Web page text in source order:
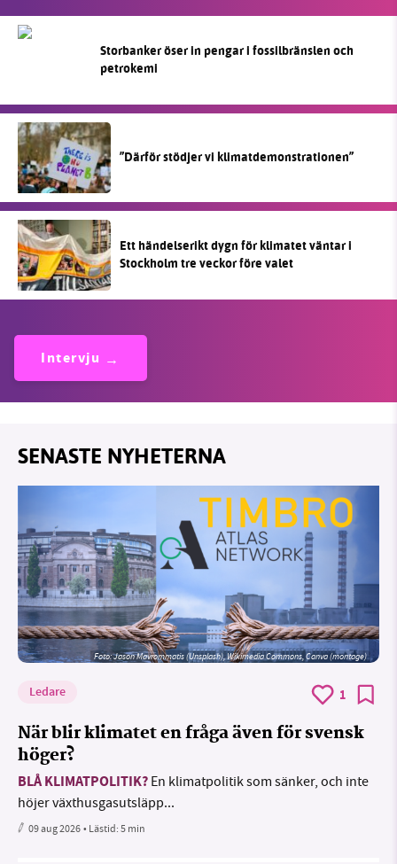
Storbanker öser in pengar i fossilbränslen och
petrokemi
”Därför stödjer vi klimatdemonstrationen”
Ett händelserikt dygn för klimatet väntar i
Stockholm tre veckor före valet
Intervju
SENASTE NYHETERNA
Foto: Jason Mavrommatis (Unsplash), Wikimedia Commons, Canva (montage)
Ledare 1
När blir klimatet en fråga även för svensk
höger?
BLÅ KLIMATPOLITIK? En klimatpolitik som sänker, och inte
höjer växthusgasutsläpp...
09 aug 2026• Lästid:5 min